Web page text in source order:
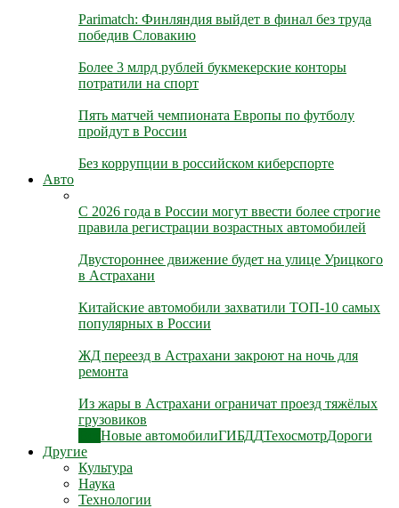
Parimatch: Финляндия выйдет в финал без труда
победив Словакию
Более 3 млрд рублей букмекерские конторы
потратили на спорт
Пять матчей чемпионата Европы по футболу
пройдут в России
Без коррупции в российском киберспорте
Авто
С 2026 года в России могут ввести более строгие
правила регистрации возрастных автомобилей
Двустороннее движение будет на улице Урицкого
в Астрахани
Китайские автомобили захватили ТОП-10 самых
популярных в России
ЖД переезд в Астрахани закроют на ночь для
ремонта
Из жары в Астрахани ограничат проезд тяжёлых
грузовиков
Новые автомобилиГИБДДТехосмотрДороги
Другие
Культура
Наука
Технологии